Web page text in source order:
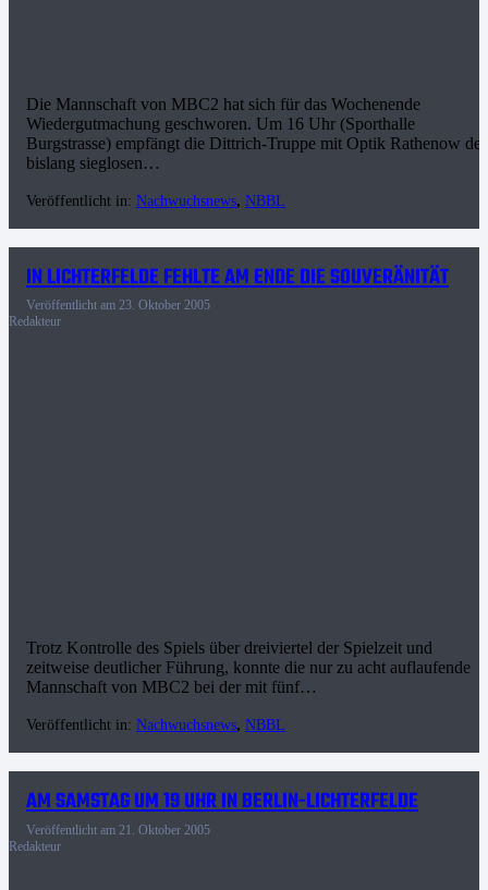
Die Mannschaft von MBC2 hat sich für das Wochenende
Wiedergutmachung geschworen. Um 16 Uhr (Sporthalle
Burgstrasse) empfängt die Dittrich-Truppe mit Optik Rathenow
bislang sieglosen…
Veröffentlicht in: Nachwuchsnews, NBBL
IN LICHTERFELDE FEHLTE AM ENDE DIE SOUVERÄNITÄT
Veröffentlicht am 23. Oktober 2005
Redakteur
Trotz Kontrolle des Spiels über dreiviertel der Spielzeit und
zeitweise deutlicher Führung, konnte die nur zu acht auflaufende
Mannschaft von MBC2 bei der mit fünf…
Veröffentlicht in: Nachwuchsnews, NBBL
AM SAMSTAG UM 19 UHR IN BERLIN-LICHTERFELDE
Veröffentlicht am 21. Oktober 2005
Redakteur